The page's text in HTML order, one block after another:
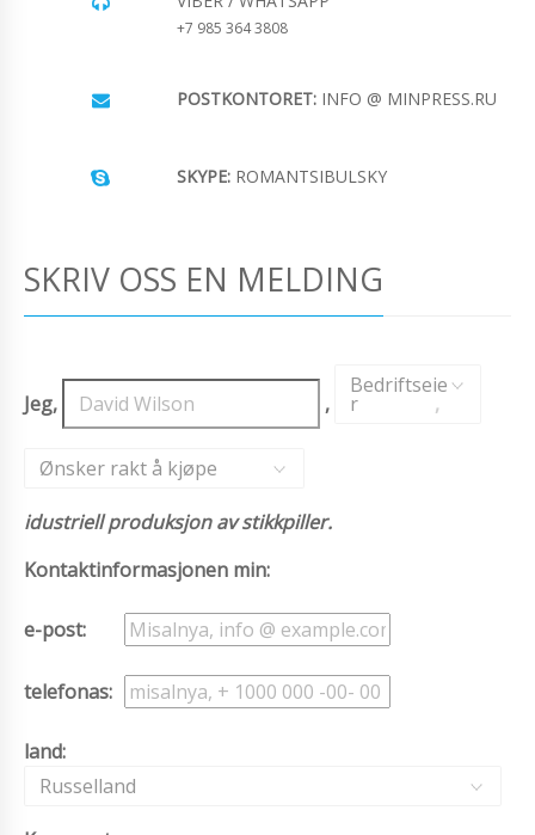
+7 985 364 3808
POSTKONTORET: INFO @ MINPRESS.RU
SKYPE: ROMANTSIBULSKY
SKRIV OSS EN MELDING
Jeg, ,
Bedriftseie
r ,
Ønsker rakt å kjøpe
idustriell produksjon av stikkpiller.
Kontaktinformasjonen min:
e-post:
telefonas:
land:
Russelland